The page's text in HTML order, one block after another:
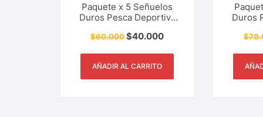
Paquete x 5 Señuelos
Duros Pesca Deportiva
Black Bass, Tucunaré 7.5
$60.000$40.000
AÑADIR AL CARRITO
Duros
$